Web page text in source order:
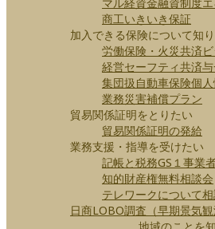
商工いきいき保証
加入できる保険について知
労働保険・火災共済
経営セーフティ共済
集団扱自動車保険個
業務災害補償プラン
貿易関係証明をとりたい
貿易関係証明の発給
業務支援・指導を受けたい
記帳と税務GS１事業
知的財産権無料相談会
テレワークについて
日商LOBO調査（早期景気観
地域のことを